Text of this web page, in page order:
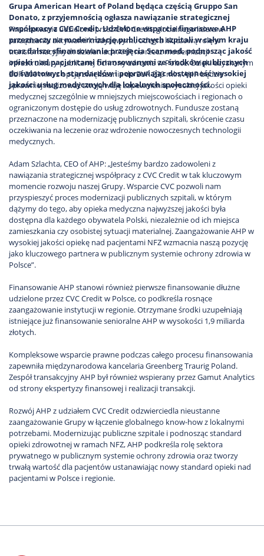
Grupa American Heart of Poland będąca częścią Gruppo San
Donato, z przyjemnością ogłasza nawiązanie strategicznej
współpracy z CVC Credit. Udzielone wsparcie finansowe AHP
przeznaczy na modernizację publicznych szpitali w całym kraju
oraz dalsze sfinansowanie przejęciaScanmed, podnosząc jakość
opieki nad pacjentami finansowanymi ze środków publicznych
do światowych standardów i poprawiając dostępność wysokiej
jakości usług medycznych dla lokalnych społeczności.
Finansowanie udzielone przez CVC Credit, globalnego lidera w
zarządzaniu aktywami kredytowymi, odegra kluczową rolę w
transformacyjnych działaniach AHP na rzecz modernizacji
infrastruktury publicznej ochrony zdrowia w Polsce. Dzięki uzyskanym
EUR 200 mln, z opcją zwiększenia do EUR 230 mln, AHP będzie
sprawniej realizować swoją wizję zapewnienia wysokiej jakości opieki
medycznej szczególnie w mniejszych miejscowościach i regionach o
ograniczonym dostępie do usług zdrowotnych. Fundusze zostaną
przeznaczone na modernizację publicznych szpitali, skrócenie czasu
oczekiwania na leczenie oraz wdrożenie nowoczesnych technologii
medycznych.
Adam Szlachta, CEO of AHP: „Jesteśmy bardzo zadowoleni z
nawiązania strategicznej współpracy z CVC Credit w tak kluczowym
momencie rozwoju naszej Grupy. Wsparcie CVC pozwoli nam
przyspieszyć proces modernizacji publicznych szpitali, w którym
dążymy do tego, aby opieka medyczna najwyższej jakości była
dostępna dla każdego obywatela Polski, niezależnie od ich miejsca
zamieszkania czy osobistej sytuacji materialnej. Zaangażowanie AHP w
wysokiej jakości opiekę nad pacjentami NFZ wzmacnia naszą pozycję
jako kluczowego partnera w publicznym systemie ochrony zdrowia w
Polsce”.
Finansowanie AHP stanowi również pierwsze finansowanie dłużne
udzielone przez CVC Credit w Polsce, co podkreśla rosnące
zaangażowanie instytucji w regionie. Otrzymane środki uzupełniają
istniejące już finansowanie senioralne AHP w wysokości 1,9 miliarda
złotych.
Kompleksowe wsparcie prawne podczas całego procesu finansowania
zapewniła międzynarodowa kancelaria Greenberg Traurig Poland.
Zespół transakcyjny AHP był również wspierany przez Gamut Analytics
od strony ekspertyzy finansowej i realizacji transakcji.
Rozwój AHP z udziałem CVC Credit odzwierciedla nieustanne
zaangażowanie Grupy w łączenie globalnego know-how z lokalnymi
potrzebami. Modernizując publiczne szpitale i podnosząc standard
opieki zdrowotnej w ramach NFZ, AHP podkreśla rolę sektora
prywatnego w publicznym systemie ochrony zdrowia oraz tworzy
trwałą wartość dla pacjentów ustanawiając nowy standard opieki nad
pacjentami w Polsce i regionie.